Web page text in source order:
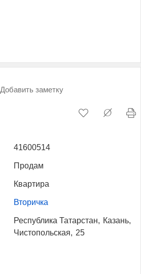
Добавить заметку
41600514
Продам
Квартира
Вторичка
Республика Татарстан, Казань,
Чистопольская, 25